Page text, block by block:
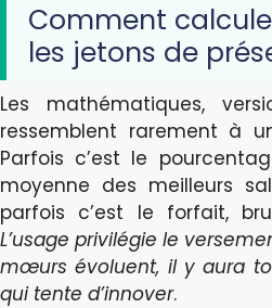
Comment
les jetons de
Les mathématiques,
ressemblent rarement à
Parfois c’est le
moyenne des meilleurs
parfois c’est le forfait,
L’usage privilégie le
mœurs évoluent, il y aura
qui tente d’innover.